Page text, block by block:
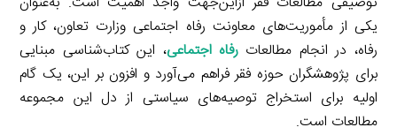
یکی از مأموریت‌های معاونت رفاه اجتماعی وزارت تعاون، کار و
رفاه، در انجام مطالعات رفاه اجتماعی، این کتاب‌شناسی مبنایی
برای پژوهشگران حوزه فقر فراهم می‌آورد و افزون بر این، یک گام
اولیه برای استخراج توصیه‌های سیاستی از دل این مجموعه
مطالعات است.